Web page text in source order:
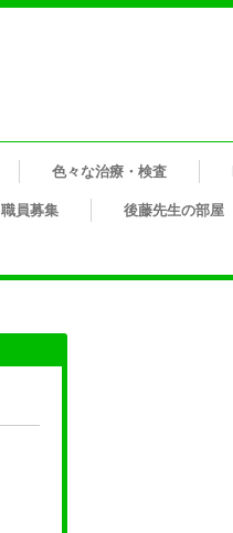
色々な治療・検査
職員募集 後藤先生の部屋